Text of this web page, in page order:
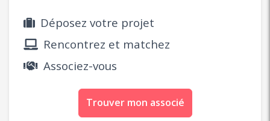
Déposez votre projet
Rencontrez et matchez
Associez-vous
Trouver mon associé